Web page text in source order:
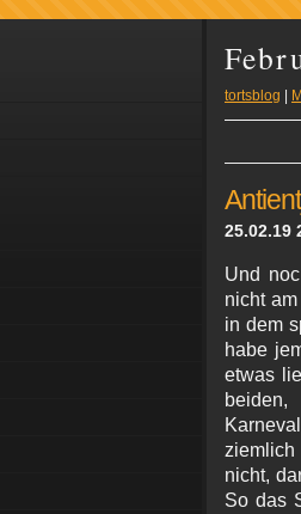
tortsblog
25.02.19
Und
nicht
in dem
habe
etwas
nicht,
So das